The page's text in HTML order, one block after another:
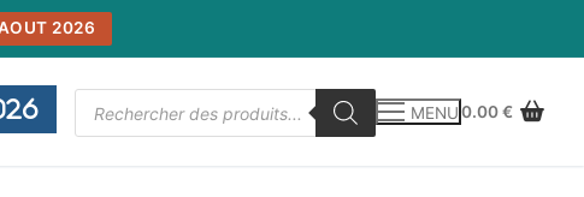
2026
Recherche
de
produits
MENU0.00€